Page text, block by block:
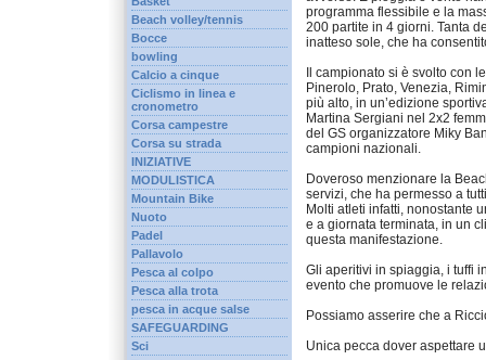
Beach volley/tennis
Bocce
bowling
Calcio a cinque
Ciclismo in linea e
cronometro
Corsa campestre
Corsa su strada
INIZIATIVE
MODULISTICA
Mountain Bike
Nuoto
Padel
Pallavolo
Pesca al colpo
Pesca alla trota
pesca in acque salse
SAFEGUARDING
Sci
programma flessibile e la
200 partite in 4 giorni. Tanta
inatteso sole, che ha
Il campionato si è svolto con
Pinerolo, Prato, Venezia,
più alto, in un’edizione
Martina Sergiani nel 2x2
del GS organizzatore Miky
campioni nazionali.
Doveroso menzionare la
servizi, che ha permesso a
Molti atleti infatti, nonostante
e a giornata terminata, in un
questa manifestazione.
Gli aperitivi in spiaggia, i tuffi
evento che promuove le
Possiamo asserire che a
Unica pecca dover aspettare